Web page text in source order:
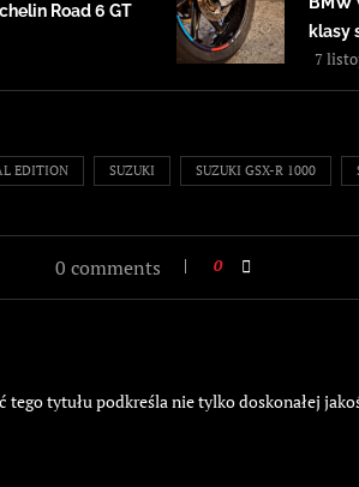
Road 6 GT
klasy
7
EDITION SUZUKI SUZUKI GSX-R 1000
0 comments 0
tytułu podkreśla nie tylko doskonałej